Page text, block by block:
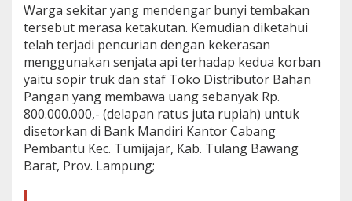
r
i
Warga sekitar yang mendengar bunyi tembakan
tersebut merasa ketakutan. Kemudian diketahui
telah terjadi pencurian dengan kekerasan
menggunakan senjata api terhadap kedua korban
yaitu sopir truk dan staf Toko Distributor Bahan
Pangan yang membawa uang sebanyak Rp.
800.000.000,- (delapan ratus juta rupiah) untuk
disetorkan di Bank Mandiri Kantor Cabang
Pembantu Kec. Tumijajar, Kab. Tulang Bawang
Barat, Prov. Lampung;